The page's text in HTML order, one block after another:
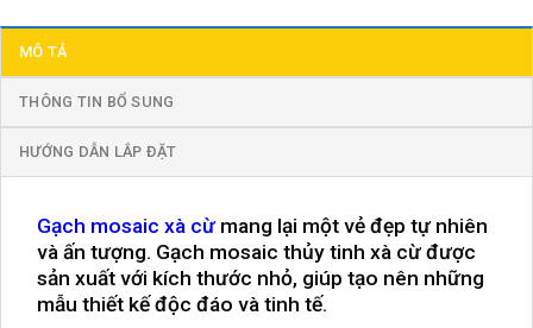
MÔ TẢ
THÔNG TIN BỔ SUNG
HƯỚNG DẪN LẮP ĐẶT
Gạch mosaic xà cừmang lại một vẻ đẹp tự nhiên
và ấn tượng. Gạch mosaic thủy tinh xà cừ được
sản xuất với kích thước nhỏ, giúp tạo nên những
mẫu thiết kế độc đáo và tinh tế.